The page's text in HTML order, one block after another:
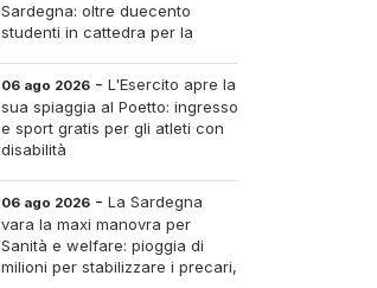
Sardegna: oltre duecento
studenti in cattedra per la
06 ago 2026 - L'Esercito apre la
sua spiaggia al Poetto: ingresso
e sport gratis per gli atleti con
disabilità
06 ago 2026 - La Sardegna
vara la maxi manovra per
Sanità e welfare: pioggia di
milioni per stabilizzare i precari,